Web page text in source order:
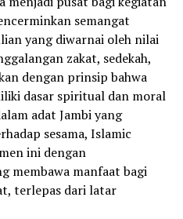
semangat
yang diwarnai oleh nilai
zakat, sedekah,
dengan prinsip bahwa
dasar spiritual dan moral
adat Jambi yang
sesama, Islamic
ini dengan
membawa manfaat bagi
terlepas dari latar